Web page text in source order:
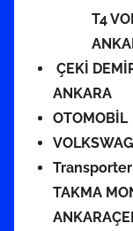
T4
ÇEKİ
ANKARA
OTOMOBİL
Transporter
TAKMA